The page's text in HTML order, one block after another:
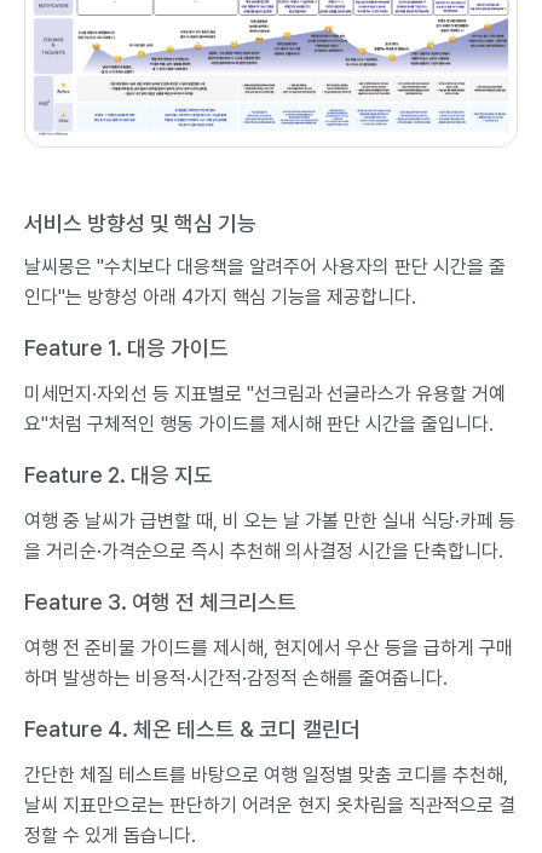
서비스 방향성 및 핵심 기능
날씨몽은 "수치보다 대응책을 알려주어 사용자의 판단 시간을 줄
인다"는 방향성 아래 4가지 핵심 기능을 제공합니다.
Feature 1. 대응 가이드
미세먼지·자외선 등 지표별로 "선크림과 선글라스가 유용할 거예
요"처럼 구체적인 행동 가이드를 제시해 판단 시간을 줄입니다.
Feature 2. 대응 지도
여행 중 날씨가 급변할 때, 비 오는 날 가볼 만한 실내 식당·카페 등
을 거리순·가격순으로 즉시 추천해 의사결정 시간을 단축합니다.
Feature 3. 여행 전 체크리스트
여행 전 준비물 가이드를 제시해, 현지에서 우산 등을 급하게 구매
하며 발생하는 비용적·시간적·감정적 손해를 줄여줍니다.
Feature 4. 체온 테스트 & 코디 캘린더
간단한 체질 테스트를 바탕으로 여행 일정별 맞춤 코디를 추천해,
날씨 지표만으로는 판단하기 어려운 현지 옷차림을 직관적으로 결
정할 수 있게 돕습니다.